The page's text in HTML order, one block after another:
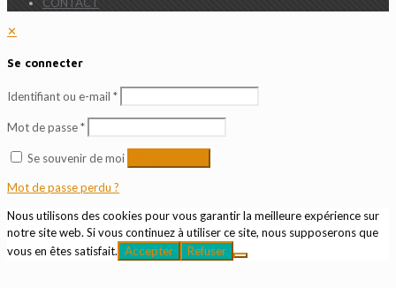
✕
Se connecter
Identifiant ou e-mail *
Mot de passe*
Se souvenir de moi
Mot de passe perdu ?
Nous utilisons des cookies pour vous garantir la meilleure expérience sur
notre site web. Si vous continuez à utiliser ce site, nous supposerons que
vous en êtes satisfait. Accepter Refuser